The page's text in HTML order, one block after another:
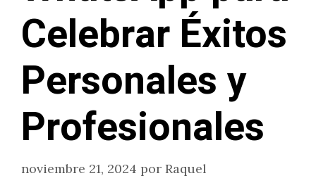
Celebrar Éxitos
Personales y
Profesionales
noviembre 21, 2024 por Raquel